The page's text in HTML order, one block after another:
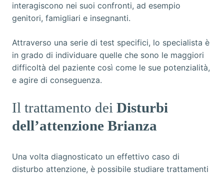
interagiscono nei suoi confronti, ad esempio
genitori, famigliari e insegnanti.
Attraverso una serie di test specifici, lo specialista è
in grado di individuare quelle che sono le maggiori
difficoltà del paziente così come le sue potenzialità,
e agire di conseguenza.
Il trattamento dei Disturbi
dell’attenzione Brianza
Una volta diagnosticato un effettivo caso di
disturbo attenzione, è possibile studiare trattamenti